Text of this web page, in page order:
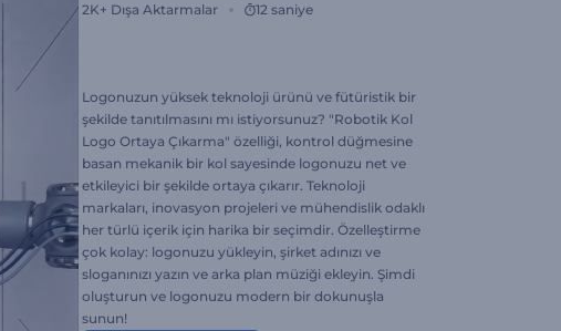
2K+ Dışa Aktarmalar 12 saniye
Logonuzun yüksek teknoloji ürünü ve fütüristik bir
şekilde tanıtılmasını mı istiyorsunuz? "Robotik Kol
Logo Ortaya Çıkarma" özelliği, kontrol düğmesine
basan mekanik bir kol sayesinde logonuzu net ve
etkileyici bir şekilde ortaya çıkarır. Teknoloji
markaları, inovasyon projeleri ve mühendislik odaklı
her türlü içerik için harika bir seçimdir. Özelleştirme
çok kolay: logonuzu yükleyin, şirket adınızı ve
sloganınızı yazın ve arka plan müziği ekleyin. Şimdi
oluşturun ve logonuzu modern bir dokunuşla
sunun!